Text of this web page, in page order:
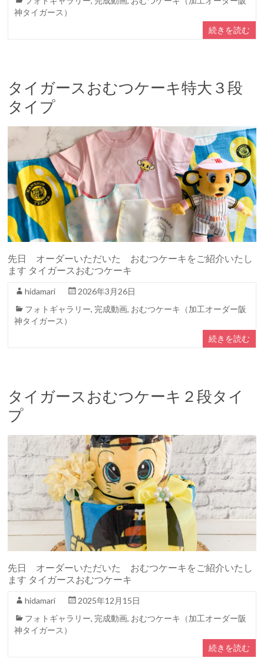
神タイガース）
続きを読む
タイガースおむつケーキ特大３段
タイプ
先日 オーダーいただいた おむつケーキをご紹介いたし
ます タイガースおむつケーキ
hidamari
2026年3月26日
フォトギャラリー, 完成動画, おむつケーキ（加工オーダー阪
神タイガース）
続きを読む
タイガースおむつケーキ２段タイ
プ
先日 オーダーいただいた おむつケーキをご紹介いたし
ます タイガースおむつケーキ
hidamari
2025年12月15日
フォトギャラリー, 完成動画, おむつケーキ（加工オーダー阪
神タイガース）
続きを読む